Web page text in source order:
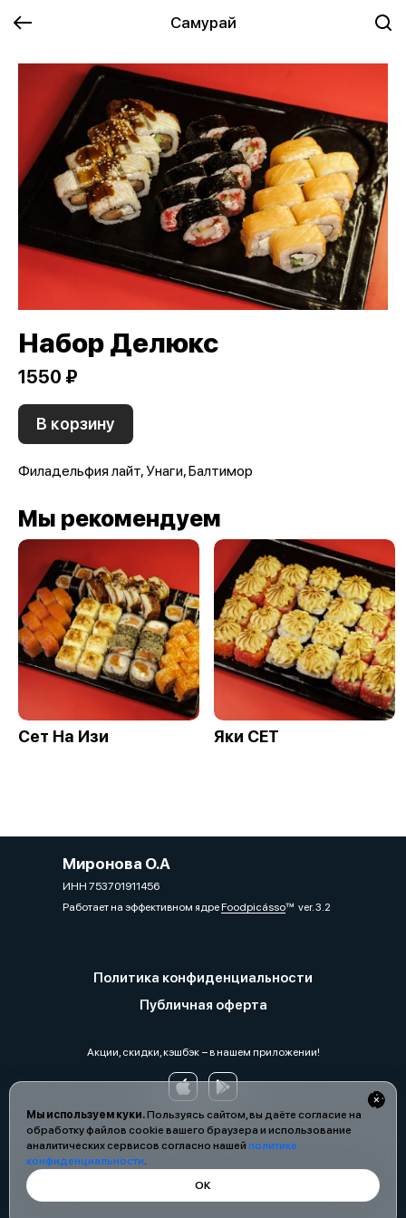
Самурай
Мы используем куки.Пользуясь сайтом, вы даёте согласие на
обработку файлов cookie вашего браузера и использование
аналитических сервисов согласно нашей политике
конфиденциальности.
ОК
Набор Делюкс
1550 ₽
В корзину
Филадельфия лайт, Унаги, Балтимор
Мы рекомендуем
Сет На Изи Яки СЕТ
Миронова О.А
ИНН 753701911456
Работает на эффективном ядреFoodpicássover. 3.2
Политика конфиденциальности
Публичная оферта
Акции, скидки, кэшбэк − в нашем приложении!